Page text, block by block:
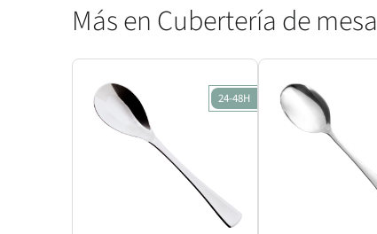
Más en Cubertería de mesa
24-48H